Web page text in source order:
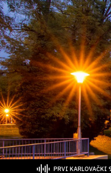
PRVI KARLOVAČKI